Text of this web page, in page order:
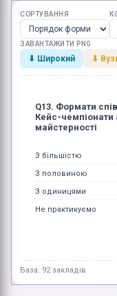
СОРТУВАННЯ
ЗАВАНТАЖИТИ PNG
⬇ Широкий ⬇
З більшістю
З половиною
З одиницями
Не практикуємо
Q13. Формати
Кейс-чемпіонати
майстерності
База: 92 закладів